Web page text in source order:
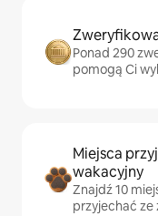
Ponad 290
pomogą Ci
Miejsca
wakacyjny
Znajdź 10
przyjechać